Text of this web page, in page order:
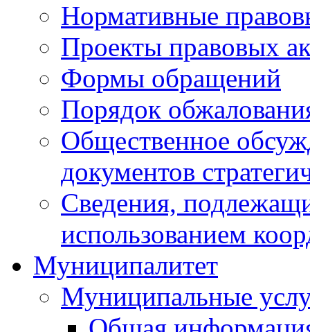
Нормативные
Проекты правовых
Формы обращений
Порядок
Общественное
документов
Сведения,
использованием
Муниципалитет
Муниципальные